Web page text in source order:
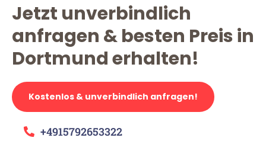
Jetzt unverbindlich
anfragen & besten Preis in
Dortmund erhalten!
Kostenlos & unverbindlich anfragen!
+4915792653322